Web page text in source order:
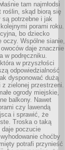
tam najmłodsi
roślin, skąd biorą się
są potrzebne i jak
porami roku.
bo dziecko
oczy. Wspólne sianie,
daje znacznie
w podręczniku.
w przyszłości
odpowiedzialność
dysponować dużą
z zielonej przestrzeni.
ogrody miejskie,
balkony. Nawet
czy lawendą
i sprawić, że
Troska o taką
daje poczucie
choćby
potrafi przynieść